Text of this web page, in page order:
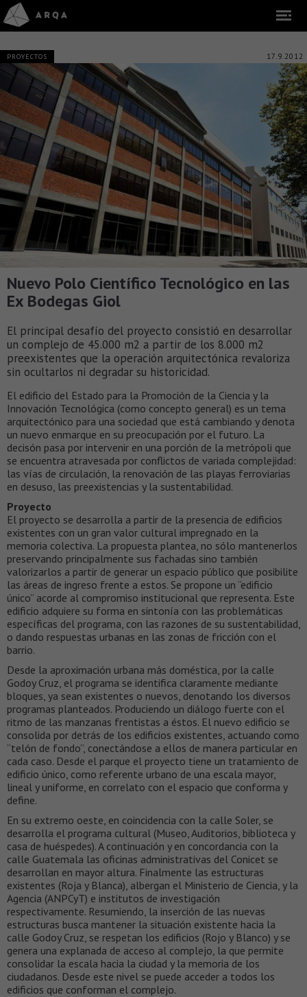
PROYECTOS 17.9.2012
Nuevo Polo Científico Tecnológico en las
Ex Bodegas Giol
El principal desafío del proyecto consistió en desarrollar
un complejo de 45.000 m2 a partir de los 8.000 m2
preexistentes que la operación arquitectónica revaloriza
sin ocultarlos ni degradar su historicidad.
El edificio del Estado para la Promoción de la Ciencia y la
Innovación Tecnológica (como concepto general) es un tema
arquitectónico para una sociedad que está cambiando y denota
un nuevo enmarque en su preocupación por el futuro. La
decisón pasa por intervenir en una porción de la metrópoli que
se encuentra atravesada por conflictos de variada complejidad:
las vías de circulación, la renovación de las playas ferroviarias
en desuso, las preexistencias y la sustentabilidad.
Proyecto
El proyecto se desarrolla a partir de la presencia de edificios
existentes con un gran valor cultural impregnado en la
memoria colectiva. La propuesta plantea, no sólo mantenerlos
preservando principalmente sus fachadas sino también
valorizarlos a partir de generar un espacio público que posibilite
las áreas de ingreso frente a estos. Se propone un “edificio
único” acorde al compromiso institucional que representa. Este
edificio adquiere su forma en sintonía con las problemáticas
específicas del programa, con las razones de su sustentabilidad,
o dando respuestas urbanas en las zonas de fricción con el
barrio.
Desde la aproximación urbana más doméstica, por la calle
Godoy Cruz, el programa se identifica claramente mediante
bloques, ya sean existentes o nuevos, denotando los diversos
programas planteados. Produciendo un diálogo fuerte con el
ritmo de las manzanas frentistas a éstos. El nuevo edificio se
consolida por detrás de los edificios existentes, actuando como
“telón de fondo”, conectándose a ellos de manera particular en
cada caso. Desde el parque el proyecto tiene un tratamiento de
edificio único, como referente urbano de una escala mayor,
lineal y uniforme, en correlato con el espacio que conforma y
define.
En su extremo oeste, en coincidencia con la calle Soler, se
desarrolla el programa cultural (Museo, Auditorios, biblioteca y
casa de huéspedes). A continuación y en concordancia con la
calle Guatemala las oficinas administrativas del Conicet se
desarrollan en mayor altura. Finalmente las estructuras
existentes (Roja y Blanca), albergan el Ministerio de Ciencia, y la
Agencia (ANPCyT) e institutos de investigación
respectivamente. Resumiendo, la inserción de las nuevas
estructuras busca mantener la situación existente hacia la
calle Godoy Cruz, se respetan los edificios (Rojo y Blanco) y se
genera una explanada de acceso al complejo, la que permite
consolidar la escala hacia la ciudad y la memoria de los
ciudadanos. Desde este nivel se puede acceder a todos los
edificios que conforman el complejo.